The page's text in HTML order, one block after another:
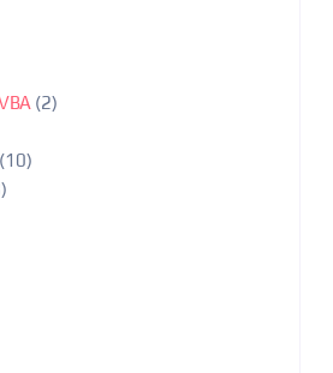
(2)
(10)